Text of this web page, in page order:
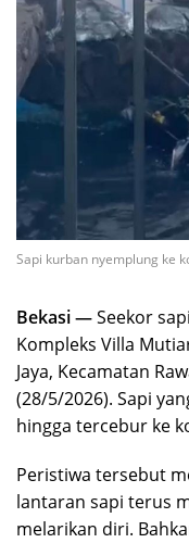
Sapi kurban nyemplung ke
Bekasi —Seekor
Kompleks Villa
Jaya, Kecamatan
(28/5/2026). Sapi
hingga tercebur ke
Peristiwa tersebut
lantaran sapi terus
melarikan diri.